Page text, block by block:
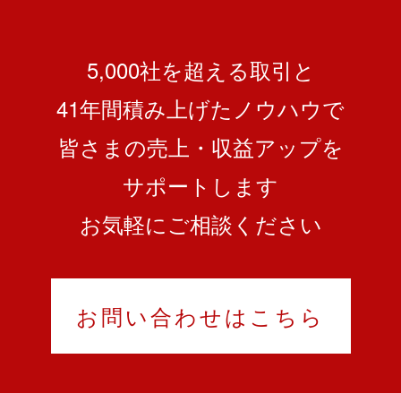
5,000社を超える取引と
41年間積み上げたノウハウで
皆さまの売上・収益アップを
サポートします
お気軽にご相談ください
お問い合わせはこちら